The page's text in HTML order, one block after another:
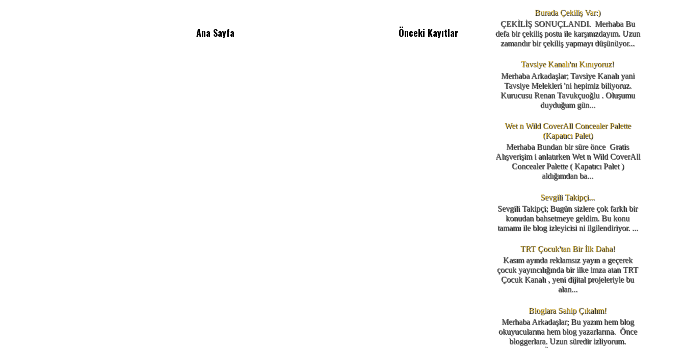
Önceki Kayıtlar
Ana Sayfa
Burada Çekiliş Var:)
ÇEKİLİŞ SONUÇLANDI. Merhaba Bu
defa bir çekiliş postu ile karşınızdayım. Uzun
zamandır bir çekiliş yapmayı düşünüyor...
Tavsiye Kanalı'nı Kınıyoruz!
Merhaba Arkadaşlar; Tavsiye Kanalı yani
Tavsiye Melekleri 'ni hepimiz biliyoruz.
Kurucusu Renan Tavukçuoğlu . Oluşumu
duyduğum gün...
Wet n Wild CoverAll Concealer Palette
(Kapatıcı Palet)
Merhaba Bundan bir süre önce Gratis
Alışverişim i anlatırken Wet n Wild CoverAll
Concealer Palette ( Kapatıcı Palet )
aldığımdan ba...
Sevgili Takipçi...
Sevgili Takipçi; Bugün sizlere çok farklı bir
konudan bahsetmeye geldim. Bu konu
tamamı ile blog izleyicisi ni ilgilendiriyor. ...
TRT Çocuk'tan Bir İlk Daha!
Kasım ayında reklamsız yayın a geçerek
çocuk yayıncılığında bir ilke imza atan TRT
Çocuk Kanalı , yeni dijital projeleriyle bu
alan...
Bloglara Sahip Çıkalım!
Merhaba Arkadaşlar; Bu yazım hem blog
okuyucularına hem blog yazarlarına. Önce
bloggerlara. Uzun süredir izliyorum.